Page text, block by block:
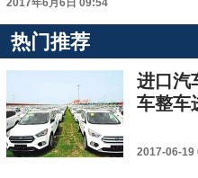
2017年6月6日 09:54
热门推荐
进口汽
车整车
2017-06-19